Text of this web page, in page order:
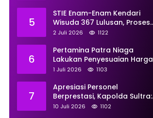
5
STIE Enam-Enam Kendari
Wisuda 367 Lulusan, Proses
Transformasi Menuju
Kemendiktisaintek
2 Juli 2026 1122
6
Pertamina Patra Niaga
Lakukan Penyesuaian Harga
BBM Non Subsidi Per 1 Juli
1 Juli 2026 1103
7
Apresiasi Personel
Berprestasi, Kapolda Sultra:
Tunjukkan Kompetensi
10 Juli 2026 1102